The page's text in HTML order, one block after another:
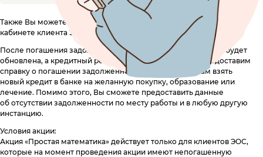
Вопросы и Ответы
Мобильное приложение
Как помочь должнику
Отзывы
ЭОС в СМИ
Горячая линия
8 800 555 17 10
c 5:00 до 20:00
Анонимный звонок
8 800 775 02 04
c 8:00 до 17:00
Звонок юристу(судебная стадия взыскания)
8 800 555 98 17c 5:00 до 18:00
Юридический адрес:
117638, г. Москва, ул. Одесская,
д. 2, помещение 1/12
Отправить обращение
Также Вы можете самостоятельно активировать акцию в Личном
кабинете клиента ЭОС.
После погашения задолженности Ваша кредитная история будет
обновлена, а кредитный рейтинг улучшен. Также мы предоставим
справку о погашении задолженности. Это поможет Вам взять
новый кредит в банке на желанную покупку, образование или
лечение. Помимо этого, Вы сможете предоставить данные
об отсутствии задолженности по месту работы и в любую другую
инстанцию.
Условия акции:
Акция «Простая математика» действует только для клиентов ЭОС,
которые на момент проведения акции имеют непогашенную